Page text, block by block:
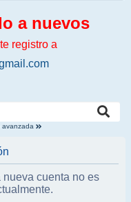
a nuevos
registro a
avanzada
nueva cuenta no es